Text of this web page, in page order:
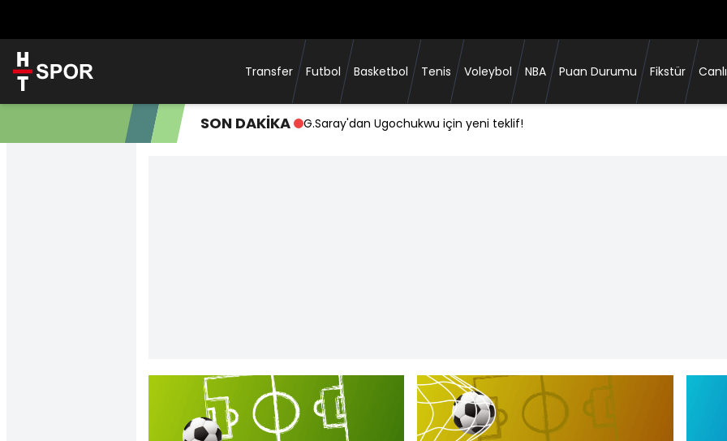
Transfer Futbol Basketbol Tenis Voleybol NBA Puan Durumu Fikstür
SON DAKİKA G.Saray'dan Ugochukwu için yeni teklif!